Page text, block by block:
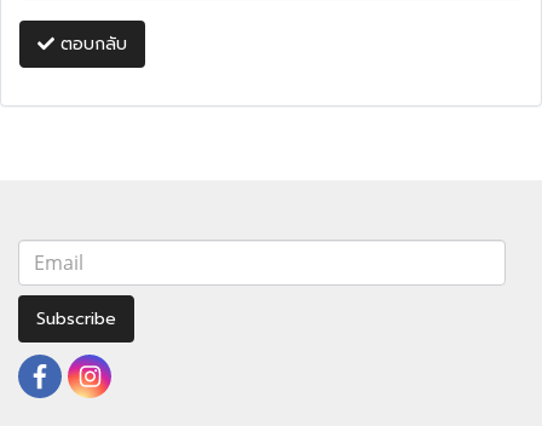
ตอบกลับ
Subscribe